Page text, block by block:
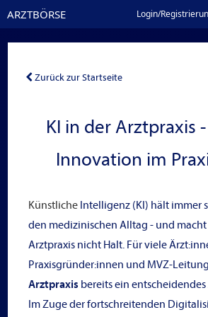
ARZTBÖRSE Login/
Zurück zur Startseite
KI in der Arztpraxis
Innovation im
Künstliche Intelligenz (KI) hält immer
den medizinischen Alltag - und
Arztpraxis nicht Halt. Für viele
Praxisgründer:innen und MVZ-
Arztpraxis bereits ein
Im Zuge der fortschreitenden